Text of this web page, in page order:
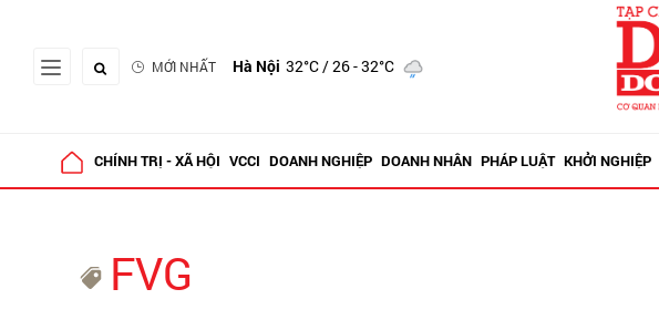
MỚI NHẤT Hà Nội 32°C/ 26 - 32°C
CHÍNH TRỊ - XÃ HỘI VCCI DOANH NGHIỆP DOANH NHÂN PHÁP LUẬT KHỞI NGHIỆP
FVG